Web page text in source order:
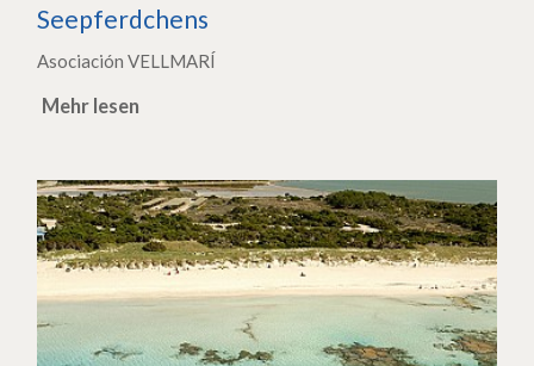
Seepferdchens
Asociación VELLMARÍ
Mehr lesen